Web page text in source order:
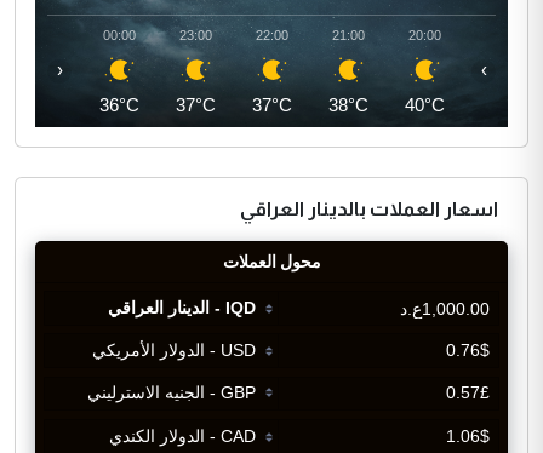
20:00
40°C
21:00
38°C
22:00
37°C
23:00
37°C
00:00
36°C
‹ ›
اسعار العملات بالدينار العراقي